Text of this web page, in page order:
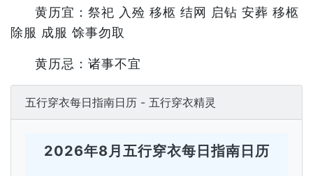
黄历宜：祭祀 入殓 移柩 结网 启钻 安葬 移柩
除服 成服 馀事勿取
黄历忌：诸事不宜
五行穿衣每日指南日历 - 五行穿衣精灵
2026年8月五行穿衣每日指南日历